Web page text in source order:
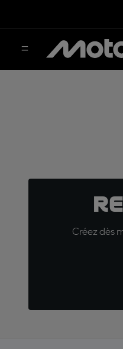
Créez dès